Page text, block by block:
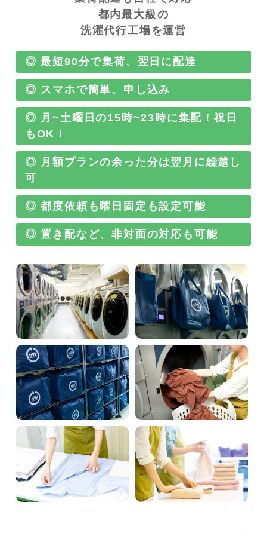
都内最大級の
洗濯代行工場を運営
◎ 最短90分で集荷、翌日に配達
◎ スマホで簡単、申し込み
◎ 月~土曜日の15時~23時に集配！祝日
もOK！
◎ 月額プランの余った分は翌月に繰越し
可
◎ 都度依頼も曜日固定も設定可能
◎ 置き配など、非対面の対応も可能